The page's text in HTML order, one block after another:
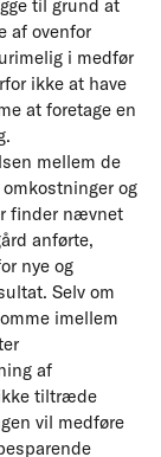
til grund at
af ovenfor
i medfør
ikke at have
at foretage en
mellem de
og
finder nævnet
anførte,
nye og
Selv om
imellem
af
tiltræde
vil medføre